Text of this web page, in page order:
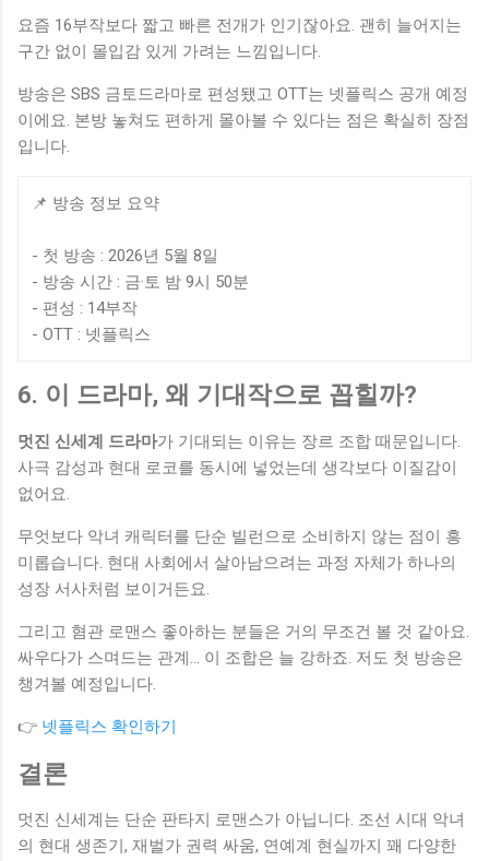
요즘 16부작보다 짧고 빠른 전개가 인기잖아요. 괜히 늘어지는
구간 없이 몰입감 있게 가려는 느낌입니다.
방송은 SBS 금토드라마로 편성됐고 OTT는 넷플릭스 공개 예정
이에요. 본방 놓쳐도 편하게 몰아볼 수 있다는 점은 확실히 장점
입니다.
📌 방송 정보 요약
- 첫 방송 : 2026년 5월 8일
- 방송 시간 : 금·토 밤 9시 50분
- 편성 : 14부작
- OTT : 넷플릭스
6. 이 드라마, 왜 기대작으로 꼽힐까?
멋진 신세계 드라마가 기대되는 이유는 장르 조합 때문입니다.
사극 감성과 현대 로코를 동시에 넣었는데 생각보다 이질감이
없어요.
무엇보다 악녀 캐릭터를 단순 빌런으로 소비하지 않는 점이 흥
미롭습니다. 현대 사회에서 살아남으려는 과정 자체가 하나의
성장 서사처럼 보이거든요.
그리고 혐관 로맨스 좋아하는 분들은 거의 무조건 볼 것 같아요.
싸우다가 스며드는 관계… 이 조합은 늘 강하죠. 저도 첫 방송은
챙겨볼 예정입니다.
👉 넷플릭스 확인하기
결론
멋진 신세계는 단순 판타지 로맨스가 아닙니다. 조선 시대 악녀
의 현대 생존기, 재벌가 권력 싸움, 연예계 현실까지 꽤 다양한